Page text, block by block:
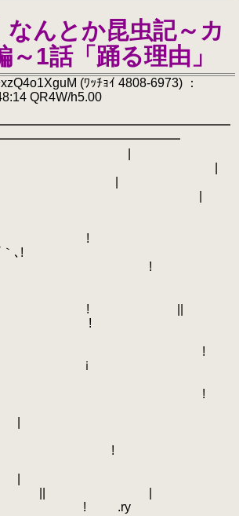
なんとか昆虫記～カ
～1話「踊る理由」
(ﾜｯﾁｮｲ 4808-6973) ：
QR4W/h5.00
.､ . i{ |
:.ノ,r--.i{. |
、
!
｀`ヾ､:_:,r'´｀､!
!
! ||
: :: : ..'i, :.! !
!
:. .i: :} ｉ
!
:!:ﾉ
|
!
;/
|
! .ry